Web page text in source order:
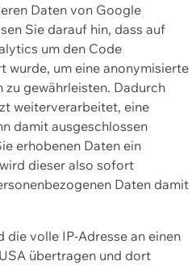
Daten von Google
Sie darauf hin, dass auf
um den Code
wurde, um eine anonymisierte
zu gewährleisten. Dadurch
weiterverarbeitet, eine
damit ausgeschlossen
erhobenen Daten ein
dieser also sofort
Daten damit
die volle IP-Adresse an einen
übertragen und dort